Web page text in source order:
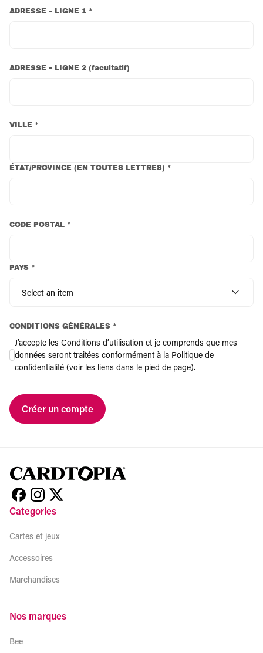
ADRESSE – LIGNE 1 *
ADRESSE – LIGNE 2 (facultatif)
VILLE *
ÉTAT/PROVINCE (EN TOUTES LETTRES) *
CODE POSTAL *
PAYS *
Select an item
CONDITIONS GÉNÉRALES *
J’accepte les Conditions d’utilisation et je comprends que mes
données seront traitées conformément à la Politique de
confidentialité (voir les liens dans le pied de page).
Créer un compte
Categories
Cartes et jeux
Accessoires
Marchandises
Nos marques
Bee